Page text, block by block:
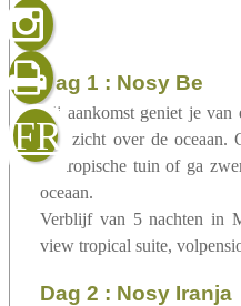
FR
sluiten verzenden
dag 1 : Nosy Be
Bij aankomst geniet je van
met zicht over de oceaan.
de tropische tuin of ga
oceaan.
Verblijf van 5 nachten in
view tropical suite,
dag 2 : Nosy Iranja